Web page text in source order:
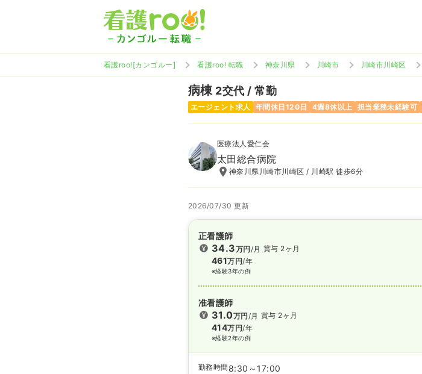
看護roo![カンゴルー] 看護roo! 転職 神奈川県 川崎市 川崎市川崎区
病棟 2交代 / 常勤
エージェント求人 年間休日120日 4週8休以上 担当業務未経験可
医療法人愛仁会
太田総合病院
神奈川県川崎市川崎区 / 川崎駅 徒歩6分
2026/07/30 更新
正看護師
34.3万円/月
461万円/年
※経験3年の例
賞与 2ヶ月
准看護師
31.0万円/月
414万円/年
※経験2年の例
賞与 2ヶ月
勤務時間 8:30～17:00